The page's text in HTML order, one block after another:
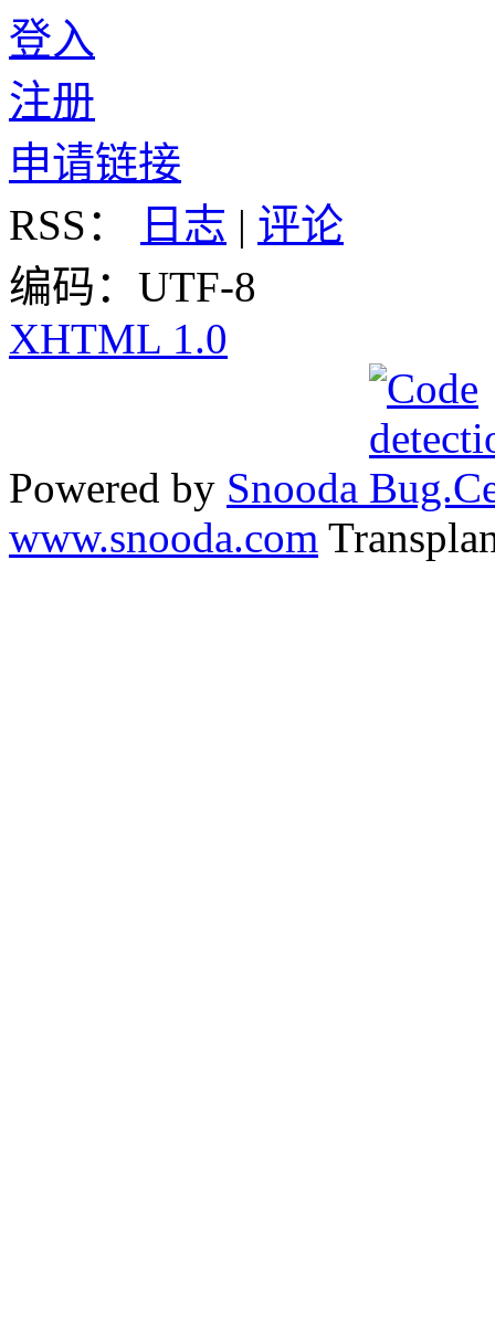
登入
注册
申请链接
RSS：
日志 | 评论
编码：UTF-8
XHTML 1.0
Powered by Snooda
www.snooda.com